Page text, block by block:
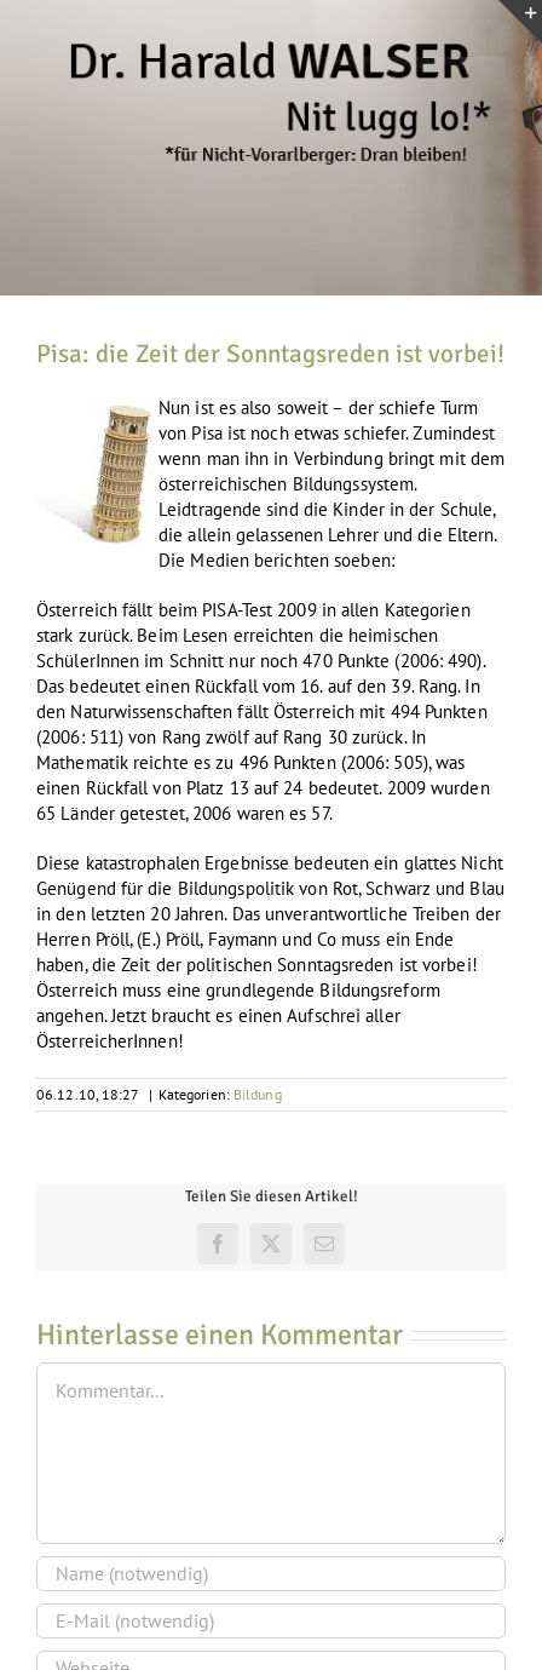
Pisa: die Zeit der Sonntagsreden ist vorbei!
Nun ist es also soweit – der schiefe Turm
von Pisa ist noch etwas schiefer. Zumindest
wenn man ihn in Verbindung bringt mit dem
österreichischen Bildungssystem.
Leidtragende sind die Kinder in der Schule,
die allein gelassenen Lehrer und die Eltern.
Die Medien berichten soeben:
Österreich fällt beim PISA-Test 2009 in allen Kategorien
stark zurück. Beim Lesen erreichten die heimischen
SchülerInnen im Schnitt nur noch 470 Punkte (2006: 490).
Das bedeutet einen Rückfall vom 16. auf den 39. Rang. In
den Naturwissenschaften fällt Österreich mit 494 Punkten
(2006: 511) von Rang zwölf auf Rang 30 zurück. In
Mathematik reichte es zu 496 Punkten (2006: 505), was
einen Rückfall von Platz 13 auf 24 bedeutet. 2009 wurden
65 Länder getestet, 2006 waren es 57.
Diese katastrophalen Ergebnisse bedeuten ein glattes Nicht
Genügend für die Bildungspolitik von Rot, Schwarz und Blau
in den letzten 20 Jahren. Das unverantwortliche Treiben der
Herren Pröll, (E.) Pröll, Faymann und Co muss ein Ende
haben, die Zeit der politischen Sonntagsreden ist vorbei!
Österreich muss eine grundlegende Bildungsreform
angehen. Jetzt braucht es einen Aufschrei aller
ÖsterreicherInnen!
06.12.10, 18:27 | Kategorien: Bildung
Teilen Sie diesen Artikel!
Facebook
X
E-
Hinterlasse einen Kommentar
Kommentar